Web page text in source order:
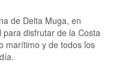
disfrutar de la Costa
marítimo y de todos los